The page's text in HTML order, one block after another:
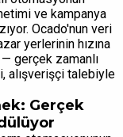
ve kampanya
Ocado'nun veri
yerlerinin hızına
gerçek zamanlı
alışverişçi talebiyle
Gerçek